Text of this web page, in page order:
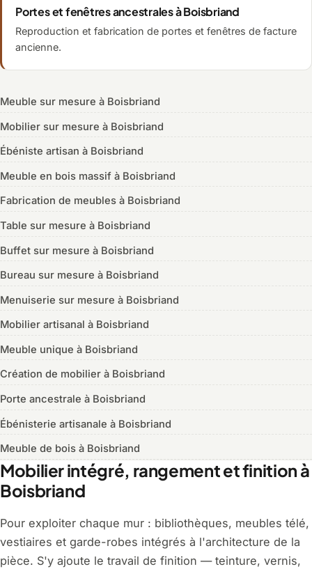
Portes et fenêtres ancestrales à Boisbriand
Reproduction et fabrication de portes et fenêtres de facture
ancienne.
Meuble sur mesure à Boisbriand
Mobilier sur mesure à Boisbriand
Ébéniste artisan à Boisbriand
Meuble en bois massif à Boisbriand
Fabrication de meubles à Boisbriand
Table sur mesure à Boisbriand
Buffet sur mesure à Boisbriand
Bureau sur mesure à Boisbriand
Menuiserie sur mesure à Boisbriand
Mobilier artisanal à Boisbriand
Meuble unique à Boisbriand
Création de mobilier à Boisbriand
Porte ancestrale à Boisbriand
Ébénisterie artisanale à Boisbriand
Meuble de bois à Boisbriand
Mobilier intégré, rangement et finition à
Boisbriand
Pour exploiter chaque mur : bibliothèques, meubles télé,
vestiaires et garde-robes intégrés à l'architecture de la
pièce. S'y ajoute le travail de finition — teinture, vernis,